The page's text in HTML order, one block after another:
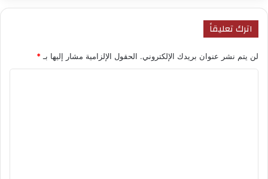
اترك تعليقاً
لن يتم نشر عنوان بريدك الإلكتروني. الحقول الإلزامية مشار إليها بـ *